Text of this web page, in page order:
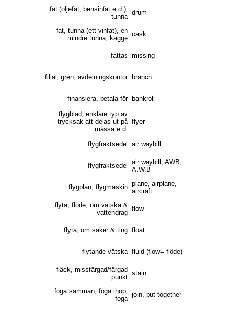
fat (oljefat, bensinfat e.d.),
tunna
drum
fat, tunna (ett vinfat), en
mindre tunna, kagge
cask
fattas missing
filial, gren, avdelningskontor branch
finansiera, betala för
bankroll
flygblad, enklare typ av
trycksak att delas ut på
mässa e.d.
flyer
flygfraktsedel air waybill
flygfraktsedel
air waybill, AWB,
A.W.B
flygplan, flygmaskin plane, airplane,
aircraft
flyta, flöde, om vätska &
vattendrag
flow
flyta, om saker & ting float
flytande vätska fluid (flow= flöde)
fläck, missfärgad/färgad
punkt
stain
foga samman, foga ihop,
foga
join, put together